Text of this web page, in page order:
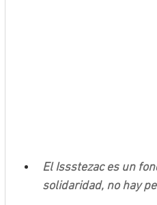
El Issstezac es un
solidaridad, no hay